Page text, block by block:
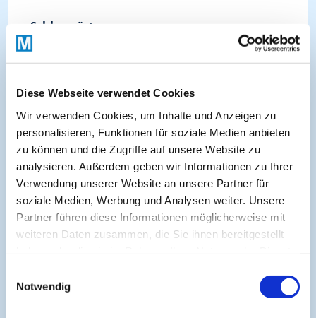
Diese Webseite verwendet Cookies
Wir verwenden Cookies, um Inhalte und Anzeigen zu
personalisieren, Funktionen für soziale Medien anbieten
zu können und die Zugriffe auf unsere Website zu
analysieren. Außerdem geben wir Informationen zu Ihrer
Verwendung unserer Website an unsere Partner für
soziale Medien, Werbung und Analysen weiter. Unsere
Partner führen diese Informationen möglicherweise mit
weiteren Daten zusammen, die Sie ihnen bereitgestellt
Notwendig
Schlagwörter
CME Kurse zum Thema:
Allergologie
Allgemeinmedizin & Hausärztliche Praxis